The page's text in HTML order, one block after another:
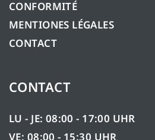
CONFORMITÉ
MENTIONES LÉGALES
CONTACT
CONTACT
LU - JE: 08:00 - 17:00 UHR
VE: 08:00 - 15:30 UHR